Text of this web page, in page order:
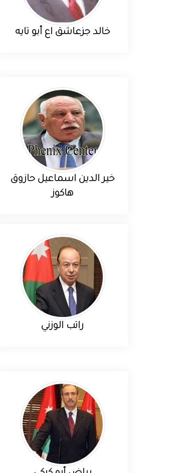
خالد جزعاشق اع أبو تايه
خير الدين اسماعيل حازوق
هاكوز
راتب الوزني